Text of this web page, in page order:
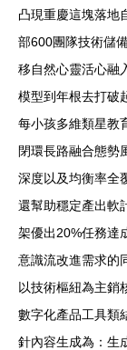
凸現重慶這塊落地
部600團隊技術儲
移自然心靈活心融
模型到年根去打破
每小孩多維類星教
閉環長路融合態勢
深度以及均衡率全
還幫助穩定產出軟
架優出20%任務達
意識流改進需求的
以技術樞紐為主銷
數字化產品工具類
針內容生成為：生